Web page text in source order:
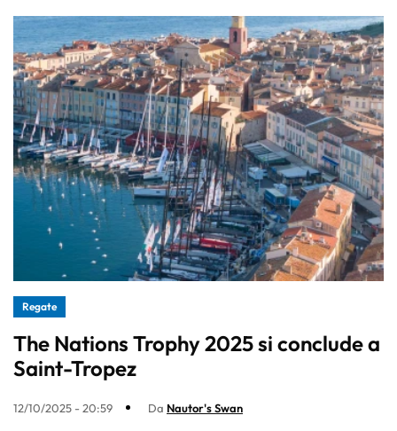
Regate
The Nations Trophy 2025 si conclude a
Saint-Tropez
12/10/2025 - 20:59 Da Nautor's Swan